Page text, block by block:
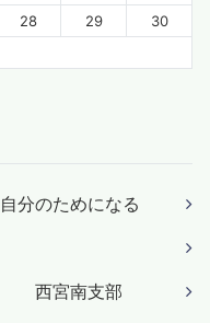
28 29
30
分のためになる
西宮南支部